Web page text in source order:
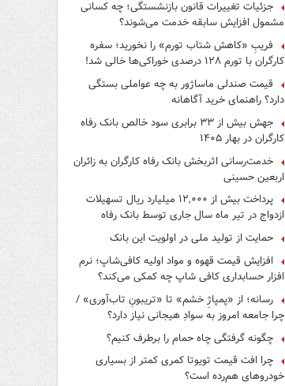
جزئیات تغییرات قانون بازنشستگی؛ چه کسانی
مشمول افزایش سابقه خدمت می‌شوند؟
فریبِ «کاهش شتاب تورم» را نخورید؛ سفره
کارگران با تورم ۱۲۸ درصدی خوراکی‌ها خالی شد!
قیمت صندلی ماساژور به چه عواملی بستگی
دارد؟ راهنمای خرید آگاهانه
جهش بیش از ۳۳ برابری سود خالص بانک رفاه
کارگران در بهار ۱۴۰۵
خدمت‌رسانی اثربخش بانک رفاه کارگران به زائران
اربعین حسینی
پرداخت بیش از ۱۲,۰۰۰ میلیارد ریال تسهیلات
ازدواج در تیر ماه سال جاری توسط بانک رفاه
کارگران
حمایت از تولید ملی در اولویت این بانک
افزایش قیمت قهوه و مواد اولیه کافی‌شاپ؛ نرم
افزار حسابداری کافی شاپ چه کمکی می‌کند؟
رسانه؛ از «پمپاژِ خشم» تا «تریبونِ تاب‌آوری» /
چرا جامعه امروز به سوادِ هیجانی نیاز دارد؟
چگونه گرفتگی چاه حمام را برطرف کنیم؟
چرا افت قیمت تویوتا کمری کمتر از بسیاری
خودروهای هم‌رده است؟